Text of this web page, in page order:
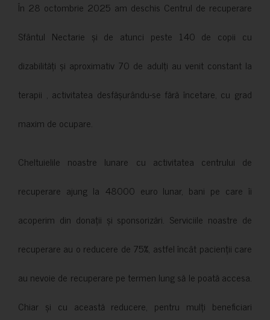
În 28 octombrie 2025 am deschis Centrul de recuperare
Sfântul Nectarie și de atunci peste 140 de copii cu
dizabilități și aproximativ 70 de adulți au venit constant la
terapii , activitatea desfășurându-se fără încetare, cu grad
maxim de ocupare.
Cheltuielile noastre lunare cu activitatea centrului de
recuperare ajung la 48000 euro lunar, bani pe care îi
acoperim din donații și sponsorizări. Serviciile noastre de
recuperare au o reducere de 75%, astfel încât pacienții care
au nevoie de recuperare pe termen lung să le poată accesa.
Chiar și cu această reducere, pentru mulți beneficiari